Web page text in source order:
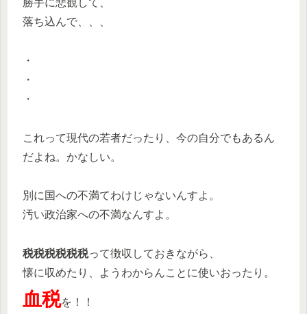
勝手に悲観して、
落ち込んで、、、
・
・
・
これって現代の若者だったり、今の自分でもあるん
だよね。かなしい。
別に国への不満てわけじゃないんすよ。
汚い政治家への不満なんすよ。
税税税税税税って徴収しておきながら、
懐に収めたり、ようわからんことに使いおったり。
血税を！！